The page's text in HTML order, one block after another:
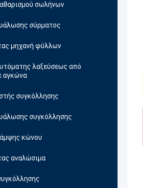
σωλήνων
σύρματος
μηχανή φύλλων
λαξεύσεως από
αγκώνα
συγκόλλησης
συγκόλλησης
κώνου
αναλώσιμα